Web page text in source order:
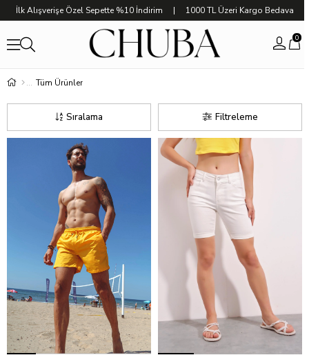
İlk Alışverişe Özel Sepette %10 İndirim | 1000 TL Üzeri Kargo Bedava
0
Tüm Ürünler
Filtreleme
Sıralama